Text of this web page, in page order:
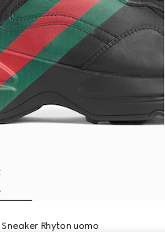
Sneaker Rhyton uomo